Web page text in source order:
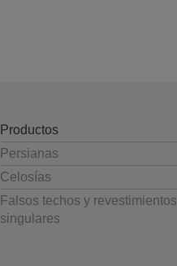
Productos
Persianas
Celosías
Falsos techos y revestimientos
singulares